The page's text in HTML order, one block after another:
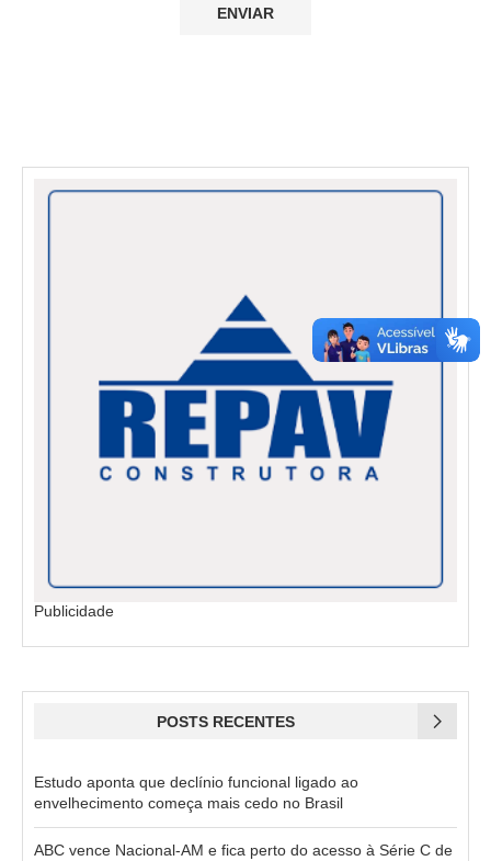
Publicidade
POSTS RECENTES
Estudo aponta que declínio funcional ligado ao
envelhecimento começa mais cedo no Brasil
ABC vence Nacional-AM e fica perto do acesso à Série C de